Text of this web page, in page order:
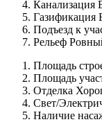
Канализация
Газификация
Подъезд к
Рельеф
Площадь
Площадь
Отделка
Свет/
Наличие